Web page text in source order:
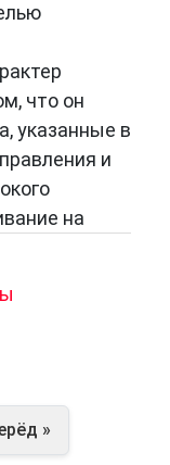
что он
указанные в
и
на
»